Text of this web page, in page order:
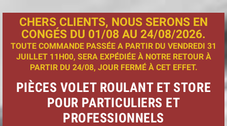
CHERS CLIENTS, NOUS SERONS EN
CONGÉS DU 01/08 AU 24/08/2026.
TOUTE COMMANDE PASSÉE A PARTIR DU VENDREDI 31
JUILLET 11H00, SERA EXPÉDIÉE À NOTRE RETOUR À
PARTIR DU 24/08, JOUR FERMÉ À CET EFFET.
PIÈCES VOLET ROULANT ET STORE
POUR PARTICULIERS ET
PROFESSIONNELS